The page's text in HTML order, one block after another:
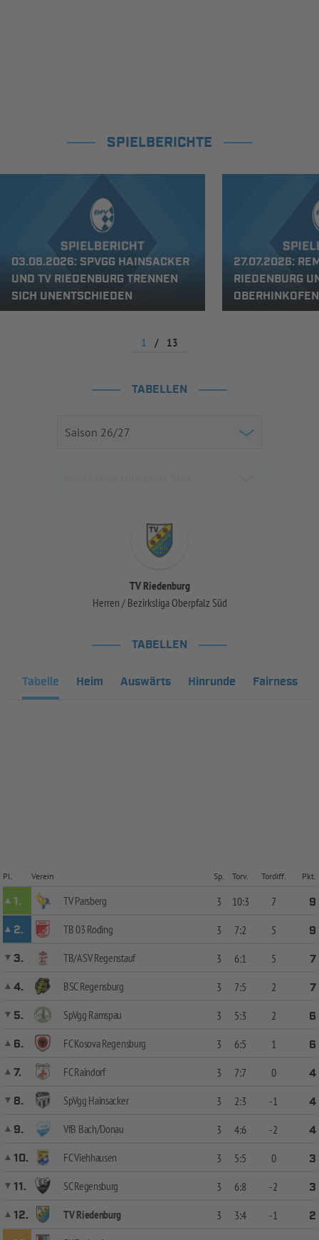
SPIELBERICHTE
03.08.2026: SPVGG HAINSACKER
UND TV RIEDENBURG TRENNEN
SICH UNENTSCHIEDEN
27.07.2026:
RIEDENBURG
OBERHINKOFEN
1 / 13
TABELLEN
TV Riedenburg
Herren / Bezirksliga Oberpfalz Süd
TABELLEN
Tabelle Heim Auswärts Hinrunde Fairness
Pl. Verein Sp. Torv. Tordiff. Pkt.
1. TV Parsberg 3 10:3 7
9
2.
TB 03 Roding 3 7:2 5
9
3.
TB/ASV Regenstauf 3 6:1 5
7
4.
BSC Regensburg 3 7:5 2
7
5.
SpVgg Ramspau 3 5:3 2
6
6.
FC Kosova Regensburg 3 6:5 1
6
7.
FC Raindorf 3 7:7 0
4
8.
SpVgg Hainsacker 3 2:3 -1
4
9.
VfB Bach/Donau 3 4:6 -2
4
10.
FC Viehhausen 3 5:5 0
3
11.
SC Regensburg 3 6:8 -2
3
12.
TV Riedenburg 3 3:4 -1
2